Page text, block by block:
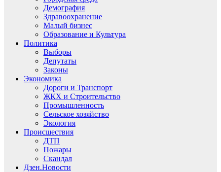
Демография
Здравоохранение
Малый бизнес
Образование и Культура
Политика
Выборы
Депутаты
Законы
Экономика
Дороги и Транспорт
ЖКХ и Строительство
Промышленность
Сельское хозяйство
Экология
Происшествия
ДТП
Пожары
Скандал
Дзен.Новости